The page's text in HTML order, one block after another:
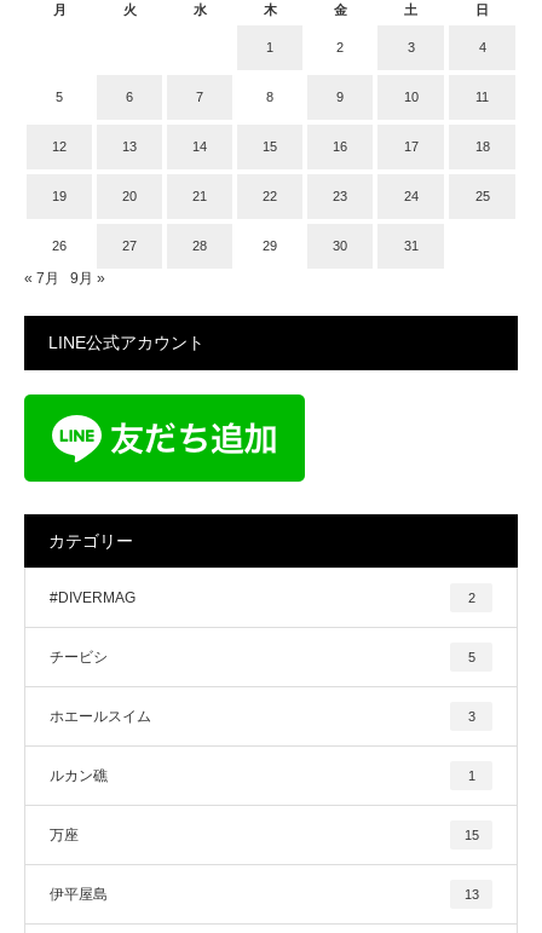
月
火 水 木 金 土 日
1 2 3 4
5 6 7 8 9 10 11
12 13 14 15 16 17 18
19 20 21 22 23 24 25
26 27 28 29 30 31
« 7月 9月 »
LINE公式アカウント
カテゴリー
#DIVERMAG 2
チービシ 5
ホエールスイム 3
ルカン礁 1
万座 15
伊平屋島 13